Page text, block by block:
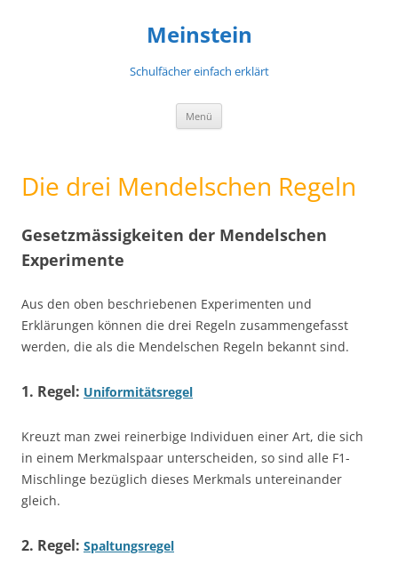
Meinstein
Schulfächer einfach erklärt
Menü
Die drei Mendelschen Regeln
Gesetzmässigkeiten der Mendelschen
Experimente
Aus den oben beschriebenen Experimenten und
Erklärungen können die drei Regeln zusammengefasst
werden, die als die Mendelschen Regeln bekannt sind.
1. Regel: Uniformitätsregel
Kreuzt man zwei reinerbige Individuen einer Art, die sich
in einem Merkmalspaar unterscheiden, so sind alle F1-
Mischlinge bezüglich dieses Merkmals untereinander
gleich.
2. Regel: Spaltungsregel